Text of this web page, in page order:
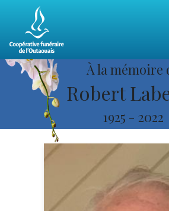
À la mémoire
Robert
1925 - 2022